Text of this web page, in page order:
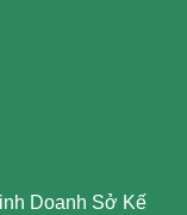
Doanh Sở Kế